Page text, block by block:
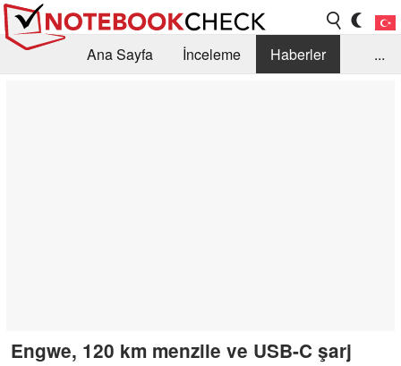
Ana Sayfa İnceleme
Haberler
...
Engwe, 120 km menzile ve USB-C şarj